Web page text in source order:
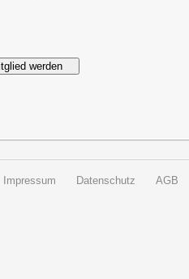
Impressum Datenschutz AGB